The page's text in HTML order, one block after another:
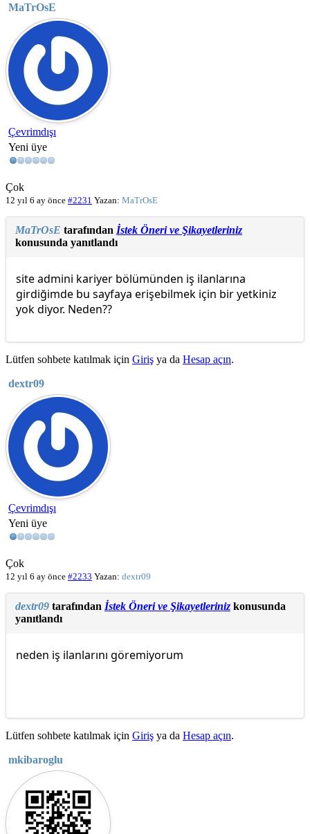
MaTrOsE
Çevrimdışı
Yeni üye
Çok
12 yıl 6 ay önce #2231 Yazan: MaTrOsE
MaTrOsE tarafından İstek Öneri ve Şikayetleriniz
konusunda yanıtlandı
site admini kariyer bölümünden iş ilanlarına
girdiğimde bu sayfaya erişebilmek için bir yetkiniz
yok diyor. Neden??
Lütfen sohbete katılmak için Giriş ya da Hesap açın.
dextr09
Çevrimdışı
Yeni üye
Çok
12 yıl 6 ay önce #2233 Yazan: dextr09
dextr09 tarafından İstek Öneri ve Şikayetleriniz konusunda
yanıtlandı
neden iş ilanlarını göremiyorum
Lütfen sohbete katılmak için Giriş ya da Hesap açın.
mkibaroglu